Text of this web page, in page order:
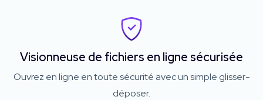
Visionneuse de fichiers en ligne sécurisée
Ouvrez en ligne en toute sécurité avec un simple glisser-
déposer.